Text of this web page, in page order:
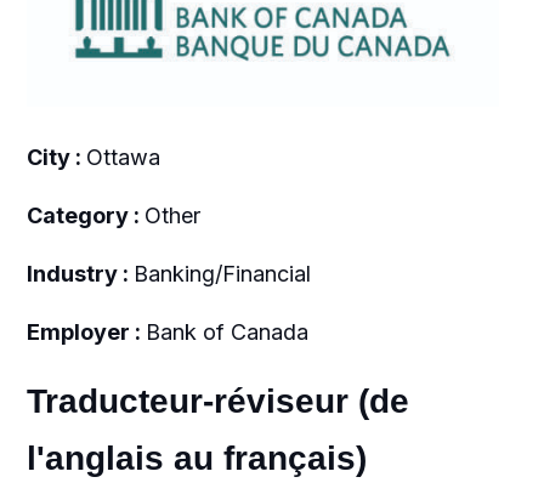
City : Ottawa
Category : Other
Industry : Banking/Financial
Employer : Bank of Canada
Traducteur-réviseur (de
l'anglais au français)